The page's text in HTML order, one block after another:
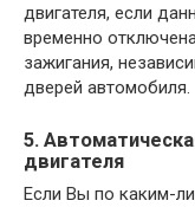
двигателя, если
временно
зажигания,
дверей автомобиля.
5.
двигателя
Если Вы по каким-